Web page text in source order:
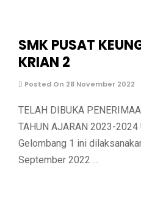
SMK PUSAT
KRIAN 2
Posted On 28 November 2022
TELAH DIBUKA
TAHUN AJARAN 2023-2024
Gelombang 1 ini
September 2022 …